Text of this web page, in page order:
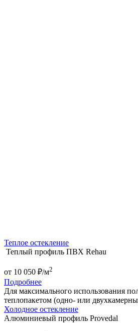
Теплое остекление
Теплый профиль ПВХ Rehau
от 10 050 ₽/м2
Подробнее
Для максимального использования
теплопакетом (одно- или
Холодное остекление
Алюминиевый профиль Provedal